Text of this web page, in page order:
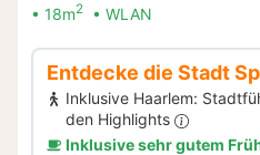
18m2 WLAN
Entdecke die Stadt
Inklusive Haarlem:
den Highlights
Inklusive sehr gutem